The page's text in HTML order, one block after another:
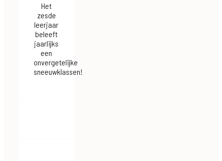
Het
zesde
leerjaar
beleeft
jaarlijks
een
onvergetelijke
sneeuwklassen!